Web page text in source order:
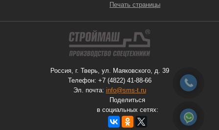
Печать страницы
Россия, г. Тверь, ул. Маяковского, д. 39
Телефон: +7 (4822) 41-88-66
Эл. почта: info@sms-t.ru
Поделиться
в социальных сетях: